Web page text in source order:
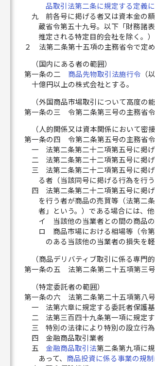
品取引法第二条に規定する定義
九
前各号に掲げる者又は資本金の
蔵省令第五十九号。以下「財務諸
推定される特定目的会社を除く。）
２
法第二条第十五項の主務省令で定
（国内にある者の範囲）
第一条の二
商品先物取引法施行令 （
十億円以上の株式会社とする。
（外国商品市場取引について高度の
第一条の三
令第二条第三号の主務省
（人的関係又は資本関係において密
第一条の四
令第二条第五号の主務省
一
法第二条第二十二項第五号に掲
二
法第二条第二十二項第五号に掲
三
法第二条第二十二項第五号に掲
る者（当該同号に掲げる行為を行
四
法第二条第二十二項第五号に掲
を行う者が商品の売買等（法第二
者」という。）である場合には、
イ
当該他の当業者との間の商品
ロ
商品市場における相場等（令
のある当該他の当業者の損失を
（商品デリバティブ取引に係る専門
第一条の五
法第二条第二十五項第三
（特定委託者の範囲）
第一条の六
法第二条第二十五項第八
一
法第六章に規定する委託者保護
二
法第三百四十九条第一項に規定
三
特別の法律により特別の設立行
四
金融商品取引業者
五
金融商品取引法第二条第九項に
あって、 商品投資に係る事業の規